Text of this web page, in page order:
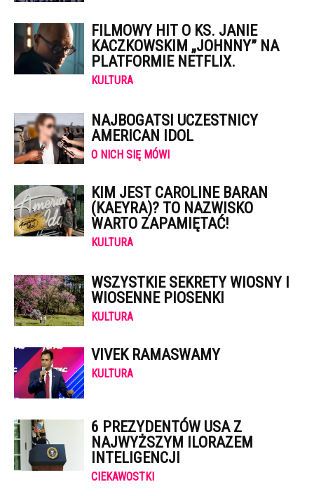
FILMOWY HIT O KS. JANIE
KACZKOWSKIM „JOHNNY” NA
PLATFORMIE NETFLIX.
KULTURA
NAJBOGATSI UCZESTNICY
AMERICAN IDOL
O NICH SIĘ MÓWI
KIM JEST CAROLINE BARAN
(KAEYRA)? TO NAZWISKO
WARTO ZAPAMIĘTAĆ!
KULTURA
WSZYSTKIE SEKRETY WIOSNY I
WIOSENNE PIOSENKI
KULTURA
VIVEK RAMASWAMY
KULTURA
6 PREZYDENTÓW USA Z
NAJWYŻSZYM ILORAZEM
INTELIGENCJI
CIEKAWOSTKI